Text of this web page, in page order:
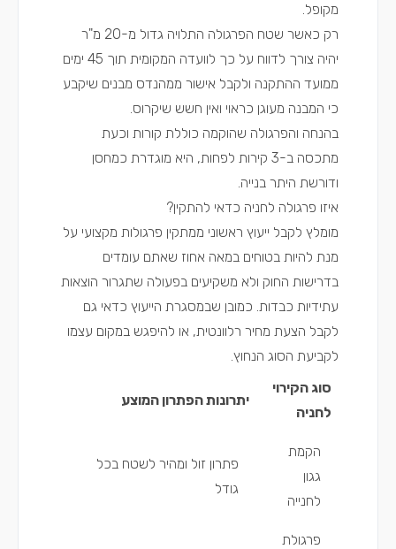
מקופל.
רק כאשר שטח הפרגולה התלויה גדול מ-20 מ"ר
יהיה צורך לדווח על כך לוועדה המקומית תוך 45 ימים
ממועד ההתקנה ולקבל אישור ממהנדס מבנים שיקבע
כי המבנה מעוגן כראוי ואין חשש שיקרוס.
בהנחה והפרגולה שהוקמה כוללת קורות וכעת
מתכסה ב-3 קירות לפחות, היא מוגדרת כמחסן
ודורשת היתר בנייה.
איזו פרגולה לחניה כדאי להתקין?
מומלץ לקבל ייעוץ ראשוני ממתקין פרגולות מקצועי על
מנת להיות בטוחים במאה אחוז שאתם עומדים
בדרישות החוק ולא משקיעים בפעולה שתגרור הוצאות
עתידיות כבדות. כמובן שבמסגרת הייעוץ כדאי גם
לקבל הצעת מחיר רלוונטית, או להיפגש במקום עצמו
לקביעת הסוג הנחוץ.
סוג הקירוי
לחניה
יתרונות הפתרון המוצע
הקמת
גגון
לחנייה
פתרון זול ומהיר לשטח בכל
גודל
פרגולת